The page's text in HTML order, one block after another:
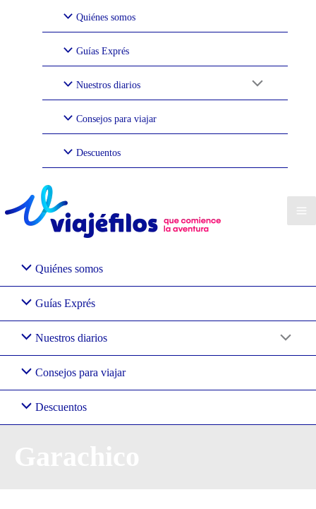
Quiénes somos
Guías Exprés
Nuestros diarios
Consejos para viajar
Descuentos
Quiénes somos
Guías Exprés
Nuestros diarios
Consejos para viajar
Descuentos